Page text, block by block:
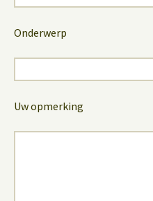
Onderwerp
Uw opmerking